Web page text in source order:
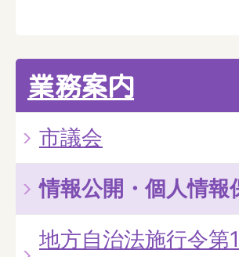
業務案内
市議会
情報公開・個人情報
地方自治法施行令